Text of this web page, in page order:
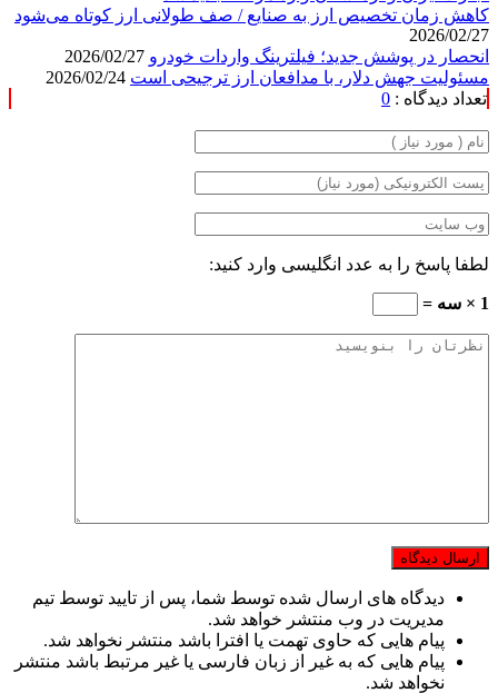
کاهش زمان تخصیص ارز به صنایع / صف طولانی ارز کوتاه می‌شود
2026/02/27
انحصار در پوشش جدید؛ فیلترینگ واردات خودرو
مسئولیت جهش دلار، با مدافعان ارز ترجیحی است
تعداد دیدگاه : 0
لطفا پاسخ را به عدد انگلیسی وارد کنید:
1 × سه =
دیدگاه های ارسال شده توسط شما، پس از تایید توسط تیم
مدیریت در وب منتشر خواهد شد.
پیام هایی که حاوی تهمت یا افترا باشد منتشر نخواهد شد.
پیام هایی که به غیر از زبان فارسی یا غیر مرتبط باشد منتشر
نخواهد شد.